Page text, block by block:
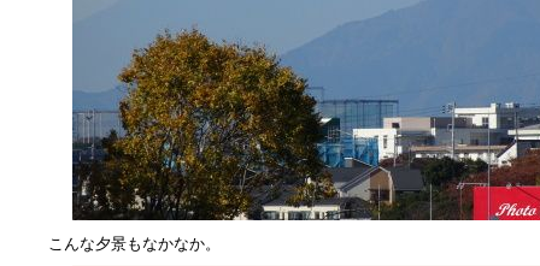
こんな夕景もなかなか。